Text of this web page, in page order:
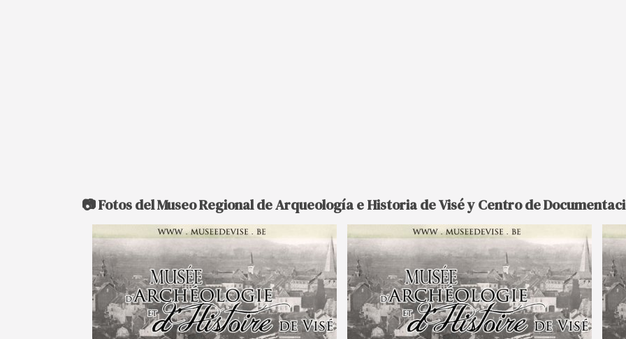
📷 Fotos del Museo Regional de Arqueología e Historia de Visé y Centro de